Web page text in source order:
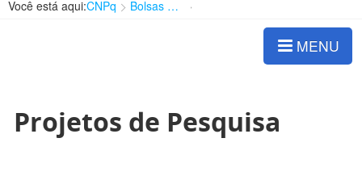
Você está aqui:CNPq Bolsas e Auxílios Vigentes
MENU
Projetos de Pesquisa